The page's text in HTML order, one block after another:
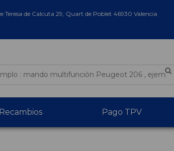
Teresa de Calcuta 29, Quart de Poblet 46930 Valencia
Recambios Pago TPV